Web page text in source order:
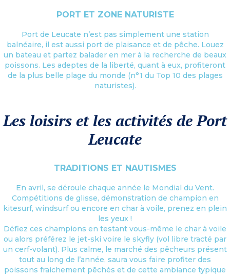
PORT ET ZONE NATURISTE
Port de Leucate n’est pas simplement une station
balnéaire, il est aussi port de plaisance et de pêche. Louez
un bateau et partez balader en mer à la recherche de beaux
poissons. Les adeptes de la liberté, quant à eux, profiteront
de la plus belle plage du monde (n°1 du Top 10 des plages
naturistes).
Les loisirs et les activités de Port
Leucate
TRADITIONS ET NAUTISMES
En avril, se déroule chaque année le Mondial du Vent.
Compétitions de glisse, démonstration de champion en
kitesurf, windsurf ou encore en char à voile, prenez en plein
les yeux !
Défiez ces champions en testant vous-même le char à voile
ou alors préférez le jet-ski voire le skyfly (vol libre tracté par
un cerf-volant). Plus calme, le marché des pêcheurs présent
tout au long de l’année, saura vous faire profiter des
poissons fraichement pêchés et de cette ambiance typique